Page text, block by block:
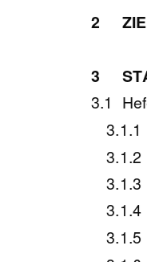
2
3
3.1
3.1.1
3.1.2
3.1.3
3.1.4
3.1.5